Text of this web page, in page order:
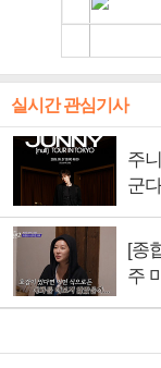
실시간 관심기사
주
군다
[종
주